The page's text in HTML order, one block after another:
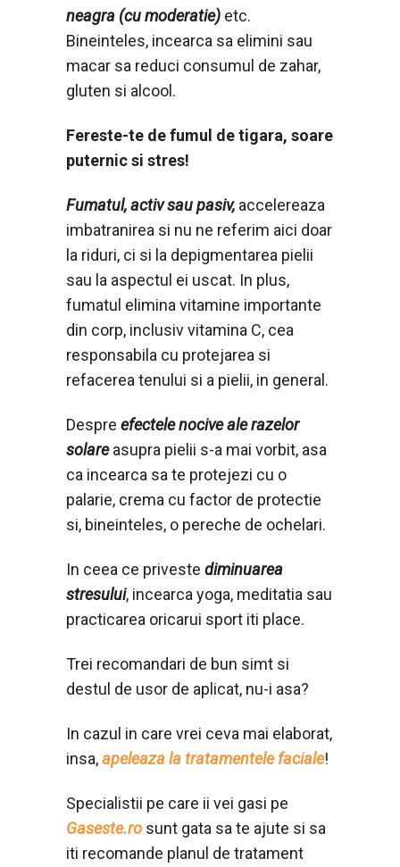
neagra (cu moderatie) etc.
Bineinteles, incearca sa elimini sau
macar sa reduci consumul de zahar,
gluten si alcool.
Fereste-te de fumul de tigara, soare
puternic si stres!
Fumatul, activ sau pasiv, accelereaza
imbatranirea si nu ne referim aici doar
la riduri, ci si la depigmentarea pielii
sau la aspectul ei uscat. In plus,
fumatul elimina vitamine importante
din corp, inclusiv vitamina C, cea
responsabila cu protejarea si
refacerea tenului si a pielii, in general.
Despre efectele nocive ale razelor
solare asupra pielii s-a mai vorbit, asa
ca incearca sa te protejezi cu o
palarie, crema cu factor de protectie
si, bineinteles, o pereche de ochelari.
In ceea ce priveste diminuarea
stresului, incearca yoga, meditatia sau
practicarea oricarui sport iti place.
Trei recomandari de bun simt si
destul de usor de aplicat, nu-i asa?
In cazul in care vrei ceva mai elaborat,
insa,apeleaza la tratamentele faciale!
Specialistii pe care ii vei gasi pe
Gaseste.ro sunt gata sa te ajute si sa
iti recomande planul de tratament